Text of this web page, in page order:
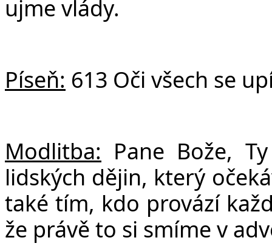
ujme vlády.
Píseň: 613 Oči všech se
Modlitba: Pane Bože,
lidských dějin, který
také tím, kdo provází
že právě to si smíme v